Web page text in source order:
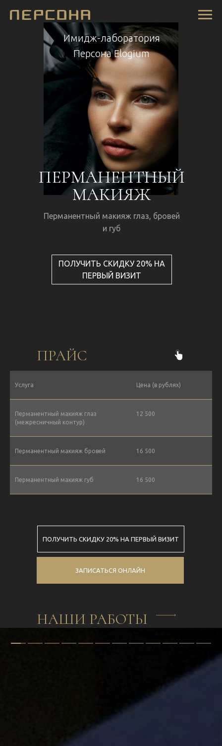
ПЕРМАНЕНТНЫЙ
МАКИЯЖ
Перманентный макияж глаз, бровей
и губ
Имидж-лаборатория
Персона Elogium
ПОЛУЧИТЬ СКИДКУ 20% НА
ПЕРВЫЙ ВИЗИТ
ПРАЙС
Услуга Цена (в рублях)
Перманентный макияж глаз
(межресничный контур)
12 500
Перманентный макияж бровей 16 500
Перманентный макияж губ 16 500
ЗАПИСАТЬСЯ ОНЛАЙН
ПОЛУЧИТЬ СКИДКУ 20% НА ПЕРВЫЙ ВИЗИТ
НАШИ РАБОТЫ